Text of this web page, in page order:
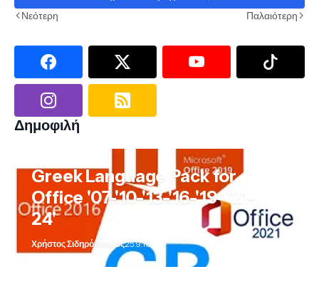
Νεότερη Παλαιότερη
Δημοφιλή
Greek Language Pack for
Office '07-'10-'13-'16-'19- '21-
24'
Χρήστος Σιδηρόπουλος25.9.10